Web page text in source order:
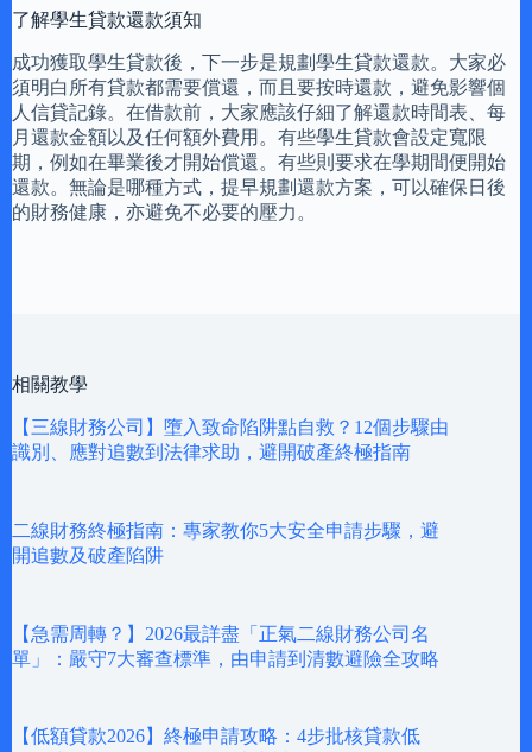
了解學生貸款還款須知
成功獲取學生貸款後，下一步是規劃學生貸款還款。大家必
須明白所有貸款都需要償還，而且要按時還款，避免影響個
人信貸記錄。在借款前，大家應該仔細了解還款時間表、每
月還款金額以及任何額外費用。有些學生貸款會設定寬限
期，例如在畢業後才開始償還。有些則要求在學期間便開始
還款。無論是哪種方式，提早規劃還款方案，可以確保日後
的財務健康，亦避免不必要的壓力。
相關教學
【三線財務公司】墮入致命陷阱點自救？12個步驟由
識別、應對追數到法律求助，避開破產終極指南
二線財務終極指南：專家教你5大安全申請步驟，避
開追數及破產陷阱
【急需周轉？】2026最詳盡「正氣二線財務公司名
單」：嚴守7大審查標準，由申請到清數避險全攻略
【低額貸款2026】終極申請攻略：4步批核貸款低